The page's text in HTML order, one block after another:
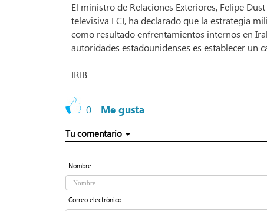
El ministro de Relaciones Exteriores, Felipe
televisiva LCI, ha declarado que la estrategia
como resultado enfrentamientos internos en
autoridades estadounidenses es establecer un
IRIB
0 Me gusta
Tu comentario
Nombre
Correo electrónico